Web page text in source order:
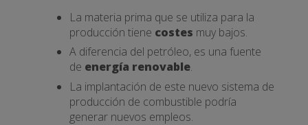
La materia prima que se utiliza para la
producción tiene costes muy bajos.
A diferencia del petróleo, es una fuente
de energía renovable.
La implantación de este nuevo sistema de
producción de combustible podría
generar nuevos empleos.